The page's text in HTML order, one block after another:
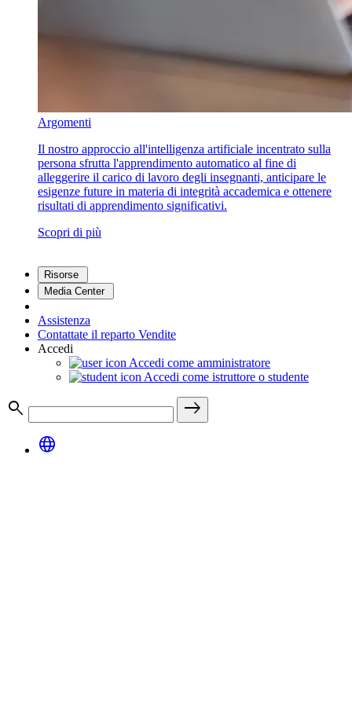
Argomenti
Il nostro approccio all'intelligenza artificiale incentrato sulla
persona sfrutta l'apprendimento automatico al fine di
alleggerire il carico di lavoro degli insegnanti, anticipare le
esigenze future in materia di integrità accademica e ottenere
risultati di apprendimento significativi.
Scopri di più
Risorse
Media Center
Assistenza
Contattate il reparto Vendite
Accedi
Accedi come amministratore
Accedi come istruttore o studente
search
east
language